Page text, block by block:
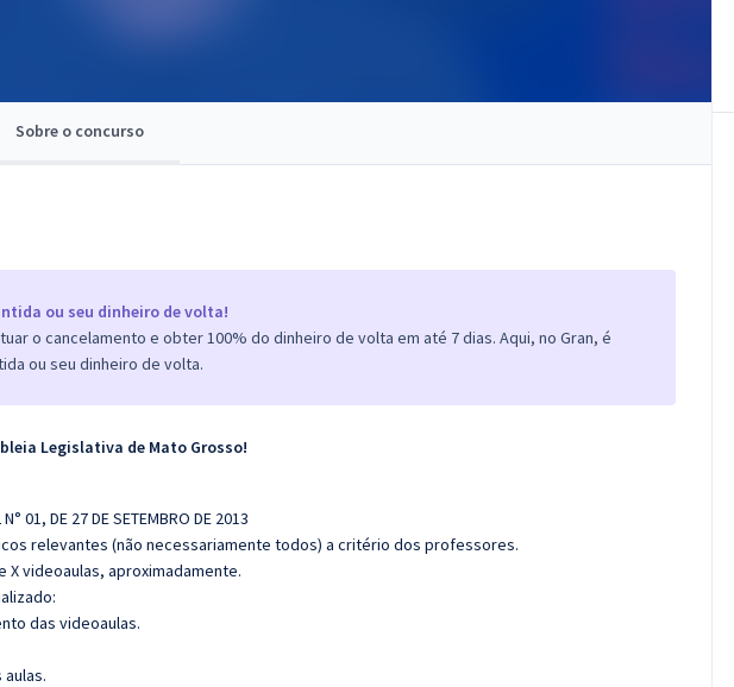
Sobre o concurso
ou seu dinheiro de volta!
o cancelamento e obter 100% do dinheiro de volta em até 7 dias. Aqui, no Gran, é
ou seu dinheiro de volta.
Legislativa de Mato Grosso!
01, DE 27 DE SETEMBRO DE 2013
relevantes (não necessariamente todos) a critério dos professores.
X videoaulas, aproximadamente.
das videoaulas.